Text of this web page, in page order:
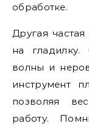
обработке.
Другая
на
волны и
инструмент
позволяя
работу.